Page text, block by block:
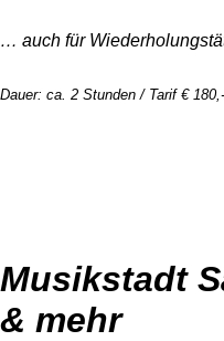
… auch für
Dauer: ca. 2 Stunden / Tarif € 180,-
Musikstadt
& mehr